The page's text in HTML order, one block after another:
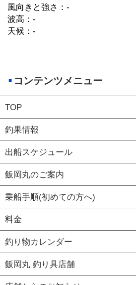
風向きと強さ：-
波高：-
天候：-
コンテンツメニュー
TOP
釣果情報
出船スケジュール
飯岡丸のご案内
乗船手順(初めての方へ)
料金
釣り物カレンダー
飯岡丸 釣り具店舗